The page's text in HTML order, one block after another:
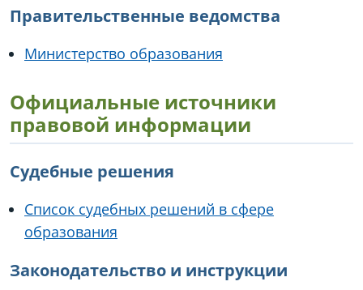
Правительственные ведомства
Министерство образования
Официальные источники
правовой информации
Судебные решения
Список судебных решений в сфере
образования
Законодательство и инструкции